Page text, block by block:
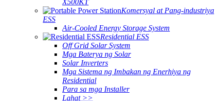
X500KT
Komersyal at Pang-industriya
ESS
Air-Cooled Energy Storage System
Residential ESS
Off Grid Solar System
Mga Baterya ng Solar
Solar Inverters
Mga Sistema ng Imbakan ng Enerhiya ng
Residential
Para sa mga Installer
Lahat >>